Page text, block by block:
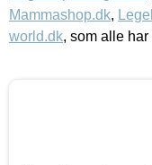
Mammashop.dk,
world.dk, som alle